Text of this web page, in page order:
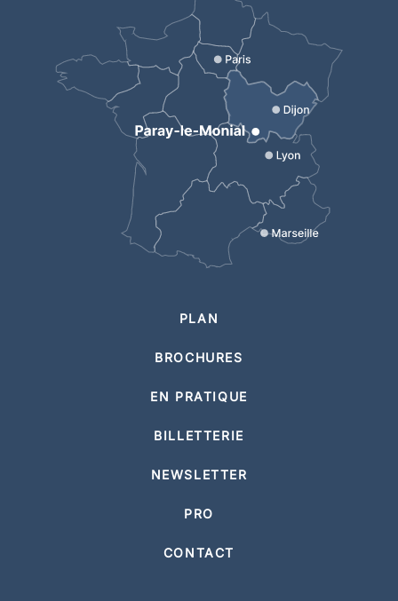
PLAN
BROCHURES
EN PRATIQUE
BILLETTERIE
NEWSLETTER
PRO
CONTACT